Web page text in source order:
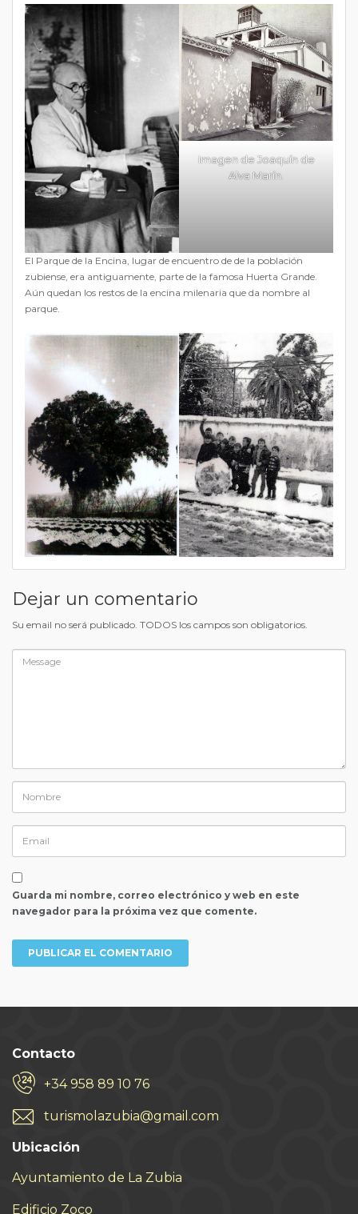
Imagen de Joaquín de
Alva Marín.
El Parque de la Encina, lugar de encuentro de de la población
zubiense, era antiguamente, parte de la famosa Huerta Grande.
Aún quedan los restos de la encina milenaria que da nombre al
parque.
Dejar un comentario
Su email no será publicado. TODOS los campos son obligatorios.
Guarda mi nombre, correo electrónico y web en este
navegador para la próxima vez que comente.
Contacto
+34 958 89 10 76
turismolazubia@gmail.com
Ubicación
Ayuntamiento de La Zubia
Edificio Zoco